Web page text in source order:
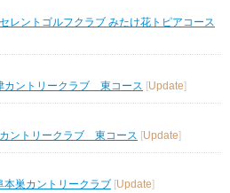
レントゴルフクラブ みたけ花トピアコース
カントリークラブ 東コース [Update]
カントリークラブ 東コース [Update]
本巣カントリークラブ [Update]